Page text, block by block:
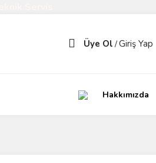
Üye Ol /Giriş Yap
Hakkımızda